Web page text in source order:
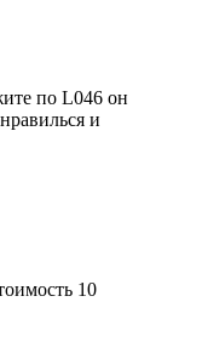
по L046 он
и
10